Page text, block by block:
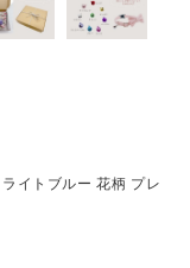
イトブルー 花柄 プレ